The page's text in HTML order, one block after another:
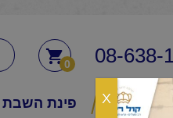
08-638-
0
פינת השבת X